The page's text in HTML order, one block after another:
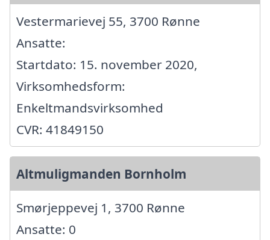
Vestermarievej 55, 3700 Rønne
Ansatte:
Startdato: 15. november 2020,
Virksomhedsform:
Enkeltmandsvirksomhed
CVR: 41849150
Altmuligmanden Bornholm
Smørjeppevej 1, 3700 Rønne
Ansatte: 0